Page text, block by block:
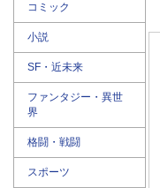
コミック
小説
SF・近未来
ファンタジー・異世
界
格闘・戦闘
スポーツ